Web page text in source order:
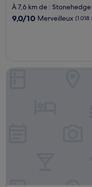
3.0 étoiles
À 7,6 km de :
9.0
9,0/10 Merveilleux (1 018